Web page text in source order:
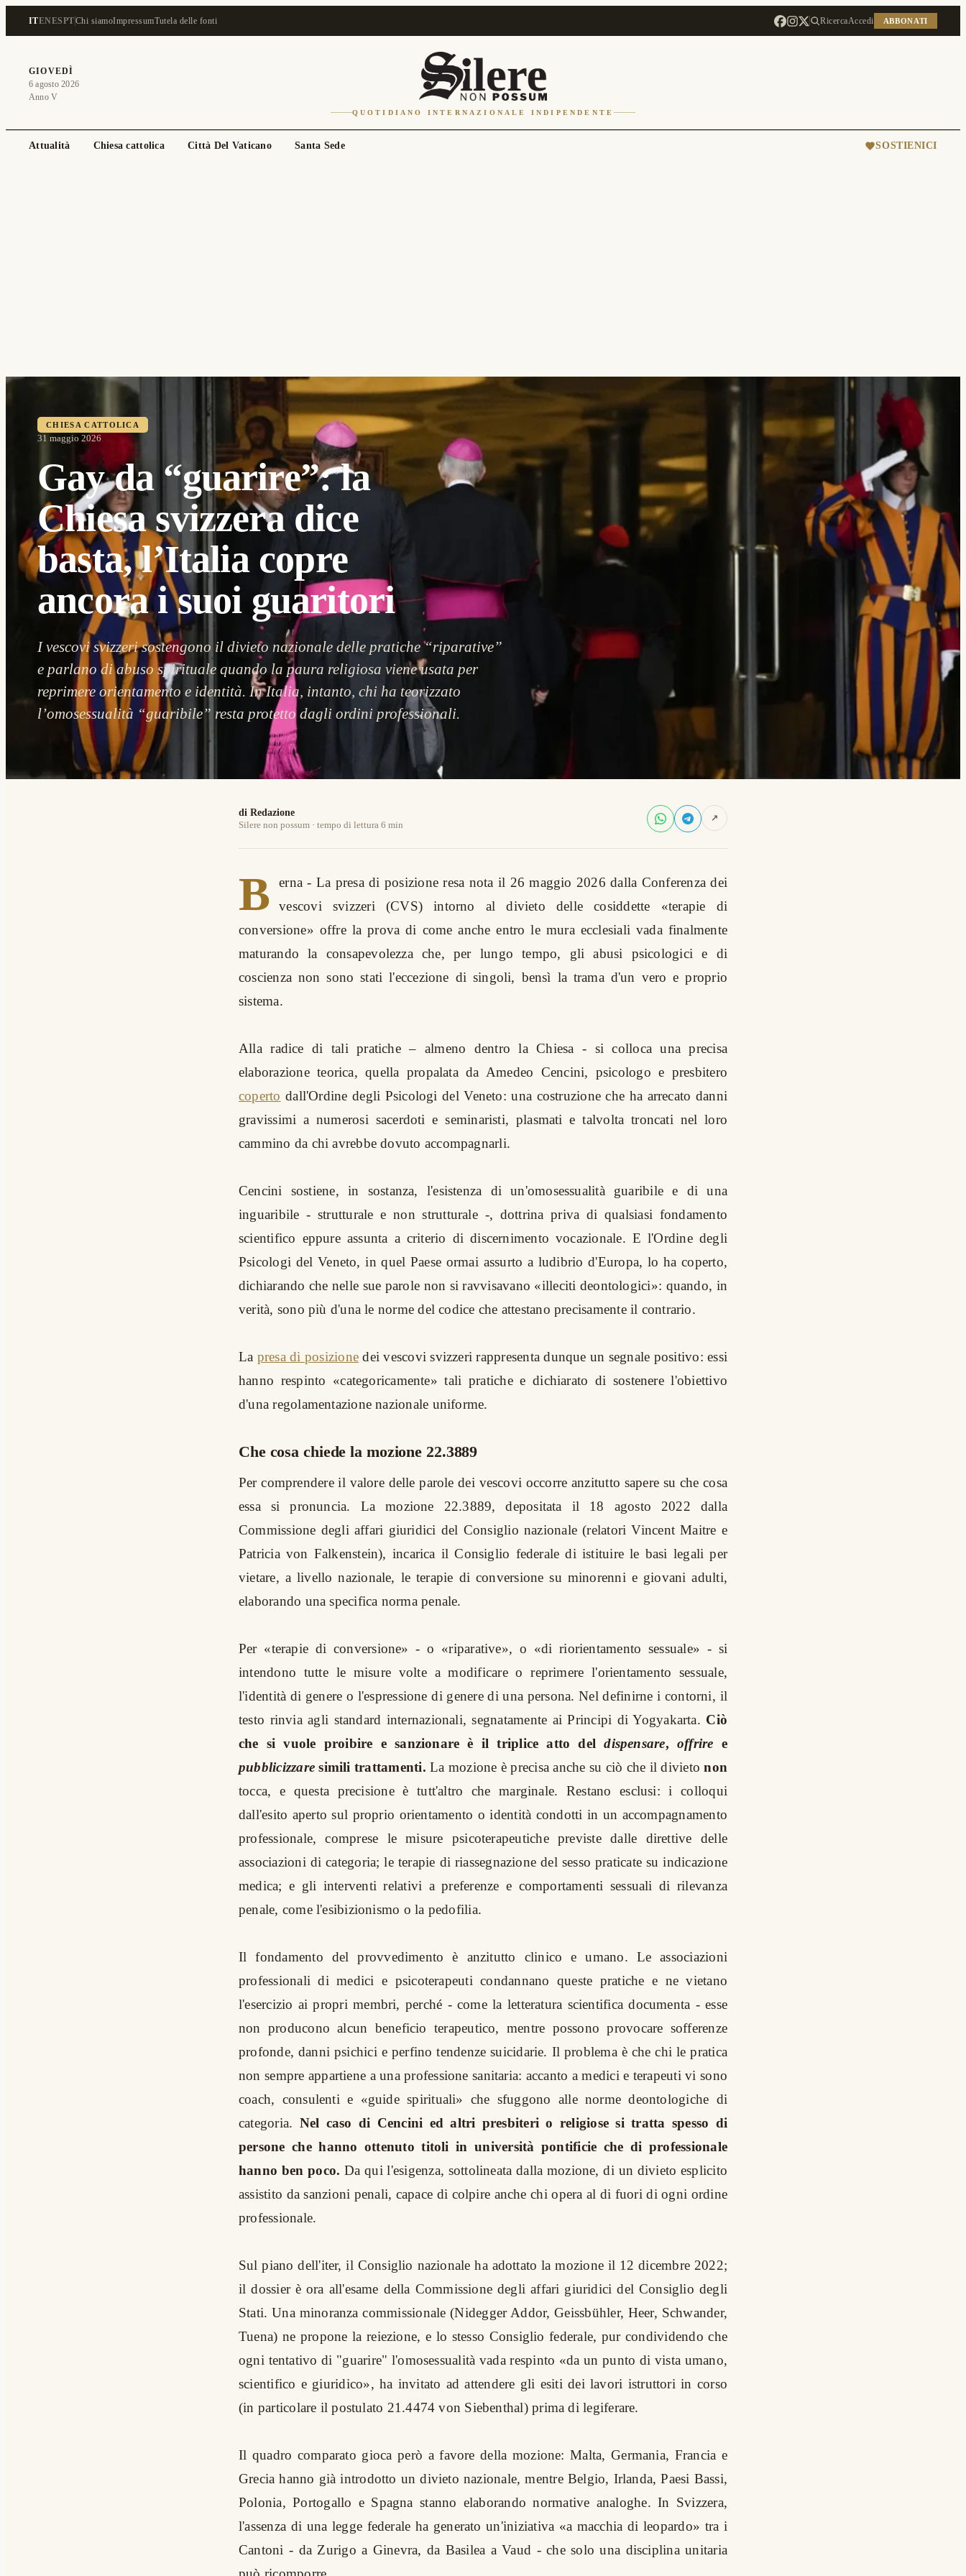
ITENESPTChi siamoImpressumTutela delle fonti RicercaAccedi ABBONATI
GIOVEDÌ
6 agosto 2026
Anno V
QUOTIDIANO INTERNAZIONALE INDIPENDENTE
Attualità Chiesa cattolica Città Del Vaticano Santa Sede SOSTIENICI
CHIESA CATTOLICA
31 maggio 2026
Gay da “guarire”: la
Chiesa svizzera dice
basta, l’Italia copre
ancora i suoi guaritori
I vescovi svizzeri sostengono il divieto nazionale delle pratiche “riparative”
e parlano di abuso spirituale quando la paura religiosa viene usata per
reprimere orientamento e identità. In Italia, intanto, chi ha teorizzato
l’omosessualità “guaribile” resta protetto dagli ordini professionali.
di Redazione
Silere non possum · tempo di lettura 6 min
↗
B
erna - La presa di posizione resa nota il 26 maggio 2026 dalla Conferenza dei
vescovi svizzeri (CVS) intorno al divieto delle cosiddette «terapie di
conversione» offre la prova di come anche entro le mura ecclesiali vada finalmente
maturando la consapevolezza che, per lungo tempo, gli abusi psicologici e di
coscienza non sono stati l'eccezione di singoli, bensì la trama d'un vero e proprio
sistema.
Alla radice di tali pratiche – almeno dentro la Chiesa - si colloca una precisa
elaborazione teorica, quella propalata da Amedeo Cencini, psicologo e presbitero
coperto dall'Ordine degli Psicologi del Veneto: una costruzione che ha arrecato danni
gravissimi a numerosi sacerdoti e seminaristi, plasmati e talvolta troncati nel loro
cammino da chi avrebbe dovuto accompagnarli.
Cencini sostiene, in sostanza, l'esistenza di un'omosessualità guaribile e di una
inguaribile - strutturale e non strutturale -, dottrina priva di qualsiasi fondamento
scientifico eppure assunta a criterio di discernimento vocazionale. E l'Ordine degli
Psicologi del Veneto, in quel Paese ormai assurto a ludibrio d'Europa, lo ha coperto,
dichiarando che nelle sue parole non si ravvisavano «illeciti deontologici»: quando, in
verità, sono più d'una le norme del codice che attestano precisamente il contrario.
La presa di posizione dei vescovi svizzeri rappresenta dunque un segnale positivo: essi
hanno respinto «categoricamente» tali pratiche e dichiarato di sostenere l'obiettivo
d'una regolamentazione nazionale uniforme.
Che cosa chiede la mozione 22.3889
Per comprendere il valore delle parole dei vescovi occorre anzitutto sapere su che cosa
essa si pronuncia. La mozione 22.3889, depositata il 18 agosto 2022 dalla
Commissione degli affari giuridici del Consiglio nazionale (relatori Vincent Maitre e
Patricia von Falkenstein), incarica il Consiglio federale di istituire le basi legali per
vietare, a livello nazionale, le terapie di conversione su minorenni e giovani adulti,
elaborando una specifica norma penale.
Per «terapie di conversione» - o «riparative», o «di riorientamento sessuale» - si
intendono tutte le misure volte a modificare o reprimere l'orientamento sessuale,
l'identità di genere o l'espressione di genere di una persona. Nel definirne i contorni, il
testo rinvia agli standard internazionali, segnatamente ai Principi di Yogyakarta. Ciò
che si vuole proibire e sanzionare è il triplice atto deldispensare, offrire e
pubblicizzaresimili trattamenti. La mozione è precisa anche su ciò che il divietonon
tocca, e questa precisione è tutt'altro che marginale. Restano esclusi: i colloqui
dall'esito aperto sul proprio orientamento o identità condotti in un accompagnamento
professionale, comprese le misure psicoterapeutiche previste dalle direttive delle
associazioni di categoria; le terapie di riassegnazione del sesso praticate su indicazione
medica; e gli interventi relativi a preferenze e comportamenti sessuali di rilevanza
penale, come l'esibizionismo o la pedofilia.
Il fondamento del provvedimento è anzitutto clinico e umano. Le associazioni
professionali di medici e psicoterapeuti condannano queste pratiche e ne vietano
l'esercizio ai propri membri, perché - come la letteratura scientifica documenta - esse
non producono alcun beneficio terapeutico, mentre possono provocare sofferenze
profonde, danni psichici e perfino tendenze suicidarie. Il problema è che chi le pratica
non sempre appartiene a una professione sanitaria: accanto a medici e terapeuti vi sono
coach, consulenti e «guide spirituali» che sfuggono alle norme deontologiche di
categoria. Nel caso di Cencini ed altri presbiteri o religiose si tratta spesso di
persone che hanno ottenuto titoli in università pontificie che di professionale
hanno ben poco. Da qui l'esigenza, sottolineata dalla mozione, di un divieto esplicito
assistito da sanzioni penali, capace di colpire anche chi opera al di fuori di ogni ordine
professionale.
Sul piano dell'iter, il Consiglio nazionale ha adottato la mozione il 12 dicembre 2022;
il dossier è ora all'esame della Commissione degli affari giuridici del Consiglio degli
Stati. Una minoranza commissionale (Nidegger Addor, Geissbühler, Heer, Schwander,
Tuena) ne propone la reiezione, e lo stesso Consiglio federale, pur condividendo che
ogni tentativo di "guarire" l'omosessualità vada respinto «da un punto di vista umano,
scientifico e giuridico», ha invitato ad attendere gli esiti dei lavori istruttori in corso
(in particolare il postulato 21.4474 von Siebenthal) prima di legiferare.
Il quadro comparato gioca però a favore della mozione: Malta, Germania, Francia e
Grecia hanno già introdotto un divieto nazionale, mentre Belgio, Irlanda, Paesi Bassi,
Polonia, Portogallo e Spagna stanno elaborando normative analoghe. In Svizzera,
l'assenza di una legge federale ha generato un'iniziativa «a macchia di leopardo» tra i
Cantoni - da Zurigo a Ginevra, da Basilea a Vaud - che solo una disciplina unitaria